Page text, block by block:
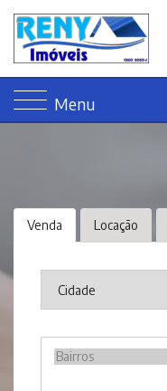
Menu
Venda Locação